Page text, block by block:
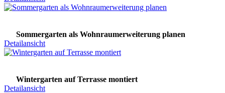
Sommergarten als Wohnraumerweiterung planen
Detailansicht
Wintergarten auf Terrasse montiert
Detailansicht